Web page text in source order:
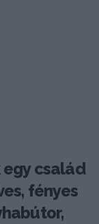
egy család
fényes